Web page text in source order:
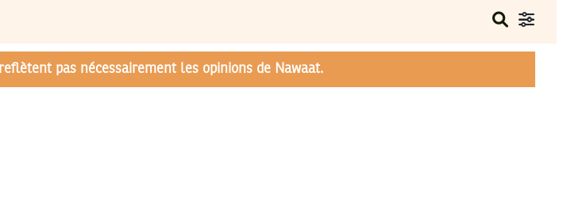
pas nécessairement les opinions de Nawaat.